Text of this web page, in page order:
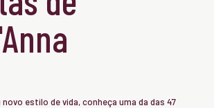
novo estilo de vida, conheça uma da das 47